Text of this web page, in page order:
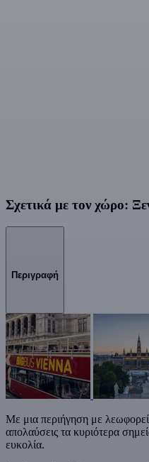
Σχετικά με τον χώρο:
Περιγραφή
Με μια περιήγηση με
απολαύσεις τα κυριότερα
ευκολία.